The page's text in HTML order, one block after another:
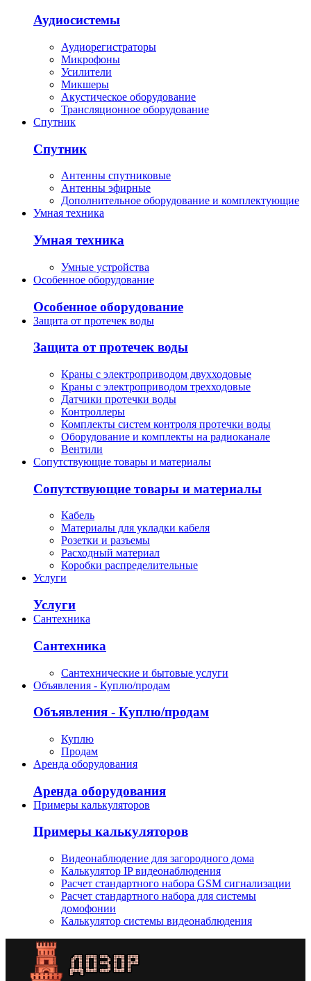
Аудиосистемы
Аудиорегистраторы
Микрофоны
Усилители
Микшеры
Акустическое оборудование
Трансляционное оборудование
Спутник
Спутник
Антенны спутниковые
Антенны эфирные
Дополнительное оборудование и комплектующие
Умная техника
Умная техника
Умные устройства
Особенное оборудование
Особенное оборудование
Защита от протечек воды
Защита от протечек воды
Краны с электроприводом двухходовые
Краны с электроприводом трехходовые
Датчики протечки воды
Контроллеры
Комплекты систем контроля протечки воды
Оборудование и комплекты на радиоканале
Вентили
Сопутствующие товары и материалы
Сопутствующие товары и материалы
Кабель
Материалы для укладки кабеля
Розетки и разъемы
Расходный материал
Коробки распределительные
Услуги
Услуги
Сантехника
Сантехника
Сантехнические и бытовые услуги
Объявления - Куплю/продам
Объявления - Куплю/продам
Куплю
Продам
Аренда оборудования
Аренда оборудования
Примеры калькуляторов
Примеры калькуляторов
Видеонаблюдение для загородного дома
Калькулятор IP видеонаблюдения
Расчет стандартного набора GSM сигнализации
Расчет стандартного набора для системы
домофонии
Калькулятор системы видеонаблюдения